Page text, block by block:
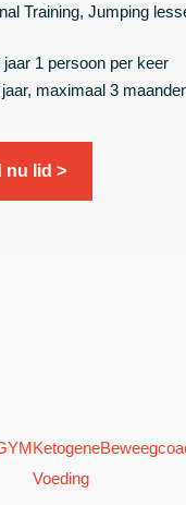
Training, Jumping
1 persoon per keer
maximaal 3
nu lid >
Ketogene
Voeding